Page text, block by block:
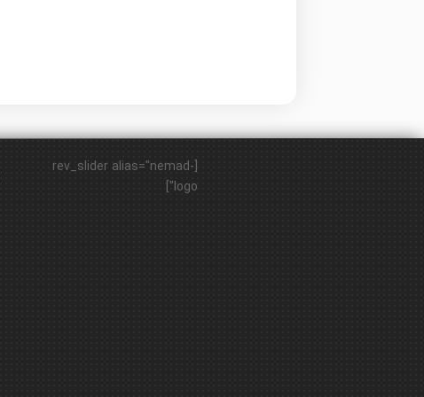
[rev_slider alias="nemad-
logo"]